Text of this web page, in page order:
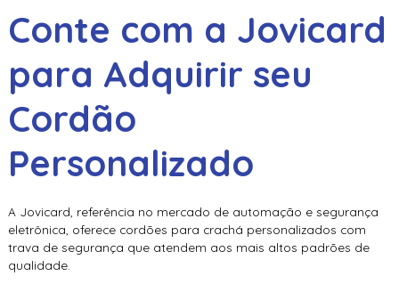
Conte com a Jovicard
para Adquirir seu
Cordão
Personalizado
A Jovicard, referência no mercado de automação e segurança
eletrônica, oferece cordões para crachá personalizados com
trava de segurança que atendem aos mais altos padrões de
qualidade.